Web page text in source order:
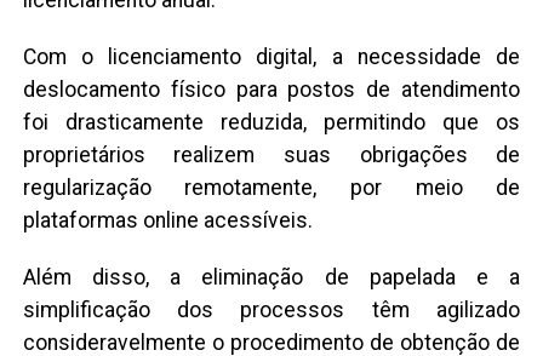
Com o licenciamento digital, a necessidade de
deslocamento físico para postos de atendimento
foi drasticamente reduzida, permitindo que os
proprietários realizem suas obrigações de
regularização remotamente, por meio de
plataformas online acessíveis.
Além disso, a eliminação de papelada e a
simplificação dos processos têm agilizado
consideravelmente o procedimento de obtenção de